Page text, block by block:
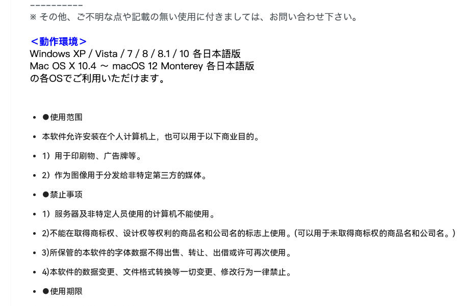
●使用范围
本软件允许安装在个人计算机上，也可以用于以下商业目的。
1）用于印刷物、广告牌等。
2）作为图像用于分发给非特定第三方的媒体。
●禁止事项
1）服务器及非特定人员使用的计算机不能使用。
2)不能在取得商标权、设计权等权利的商品名和公司名的标志上使用。(可以用于未取得商标权的商品名和公司名。)
3)所保管的本软件的字体数据不得出售、转让、出借或许可再次使用。
4)本软件的数据变更、文件格式转换等一切变更、修改行为一律禁止。
●使用期限